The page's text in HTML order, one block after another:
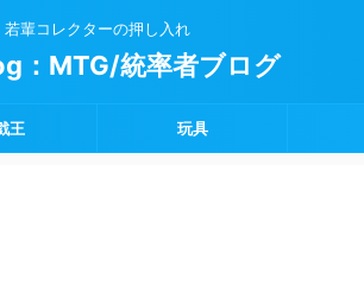
若輩コレクターの押し入れ
：MTG/統率者ブログ
王 玩具